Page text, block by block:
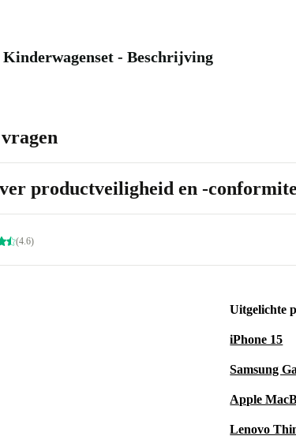
- Beschrijving
productveiligheid en -
(4.6)
Uitgelichte
iPhone 15
Samsung
Apple
Lenovo